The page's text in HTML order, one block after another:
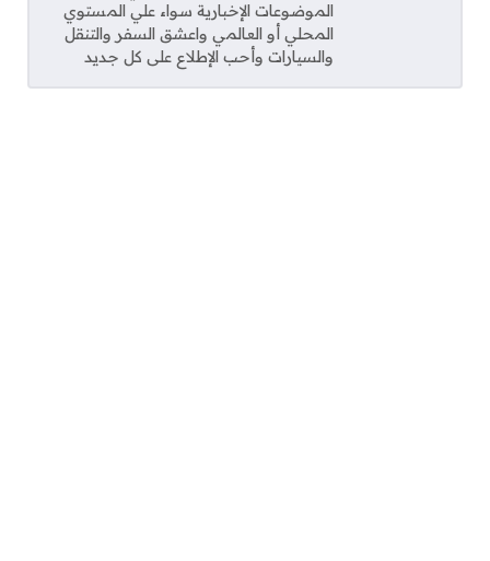
الموضوعات الإخبارية سواء علي المستوي
المحلي أو العالمي واعشق السفر والتنقل
والسيارات وأحب الإطلاع على كل جديد